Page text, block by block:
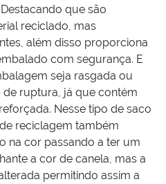
que são
reciclado, mas
além disso proporciona
com segurança. E
seja rasgada ou
ruptura, já que contém
Nesse tipo de saco
reciclagem também
na cor passando a ter um
a cor de canela, mas a
permitindo assim a